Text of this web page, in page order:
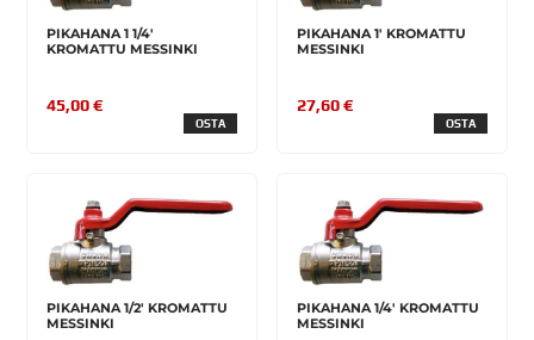
PIKAHANA 1 1/4'
KROMATTU MESSINKI
45,00 €
OSTA
PIKAHANA 1' KROMATTU
MESSINKI
27,60 €
OSTA
PIKAHANA 1/2' KROMATTU
MESSINKI
PIKAHANA 1/4' KROMATTU
MESSINKI